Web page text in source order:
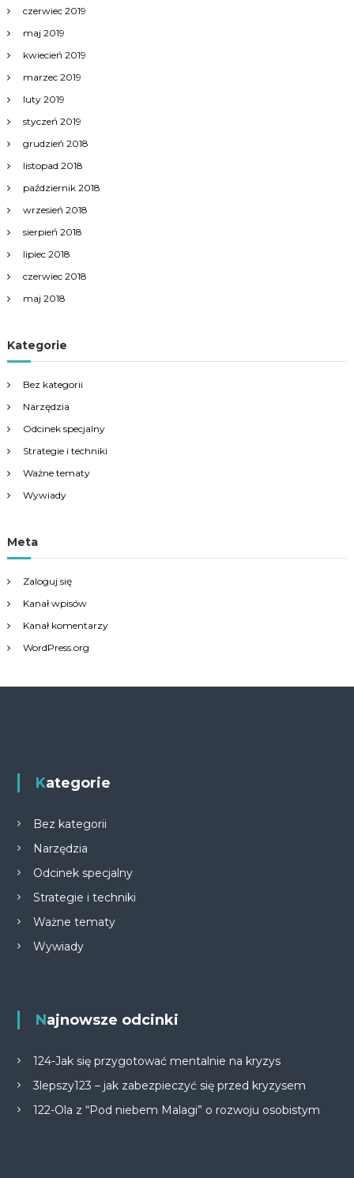
czerwiec 2019
maj 2019
kwiecień 2019
marzec 2019
luty 2019
styczeń 2019
grudzień 2018
listopad 2018
październik 2018
wrzesień 2018
sierpień 2018
lipiec 2018
czerwiec 2018
maj 2018
Kategorie
Bez kategorii
Narzędzia
Odcinek specjalny
Strategie i techniki
Ważne tematy
Wywiady
Meta
Zaloguj się
Kanał wpisów
Kanał komentarzy
WordPress.org
Kategorie
Bez kategorii
Narzędzia
Odcinek specjalny
Strategie i techniki
Ważne tematy
Wywiady
Najnowsze odcinki
124-Jak się przygotować mentalnie na kryzys
3lepszy123 – jak zabezpieczyć się przed kryzysem
122-Ola z “Pod niebem Malagi” o rozwoju osobistym